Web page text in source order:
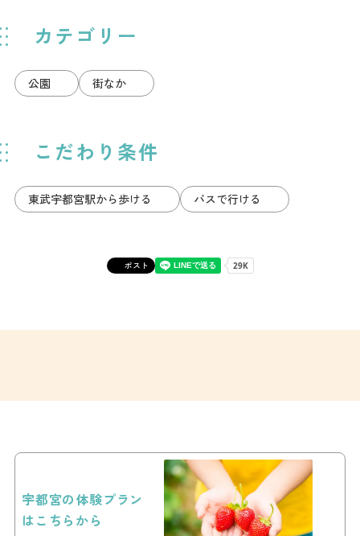
カテゴリー
公園 街なか
こだわり条件
東武宇都宮駅から歩ける バスで行ける
ポスト
宇都宮の体験プラン
はこちらから